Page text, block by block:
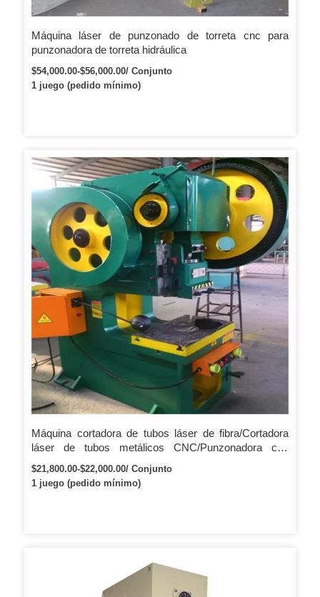
Máquina láser de punzonado de torreta cnc para
punzonadora de torreta hidráulica
$54,000.00-$56,000.00/ Conjunto
1 juego (pedido mínimo)
Máquina cortadora de tubos láser de fibra/Cortadora
láser de tubos metálicos CNC/Punzonadora con
certificado CE y 2 años de garantía
$21,800.00-$22,000.00/ Conjunto
1 juego (pedido mínimo)